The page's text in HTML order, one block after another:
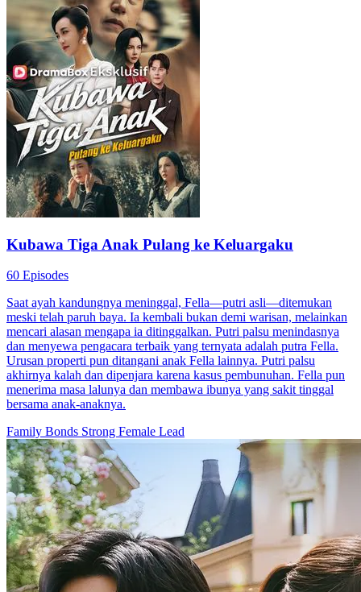
Kubawa Tiga Anak Pulang ke Keluargaku
60 Episodes
Saat ayah kandungnya meninggal, Fella—putri asli—ditemukan
meski telah paruh baya. Ia kembali bukan demi warisan, melainkan
mencari alasan mengapa ia ditinggalkan. Putri palsu menindasnya
dan menyewa pengacara terbaik yang ternyata adalah putra Fella.
Urusan properti pun ditangani anak Fella lainnya. Putri palsu
akhirnya kalah dan dipenjara karena kasus pembunuhan. Fella pun
menerima masa lalunya dan membawa ibunya yang sakit tinggal
bersama anak-anaknya.
Family Bonds Strong Female Lead